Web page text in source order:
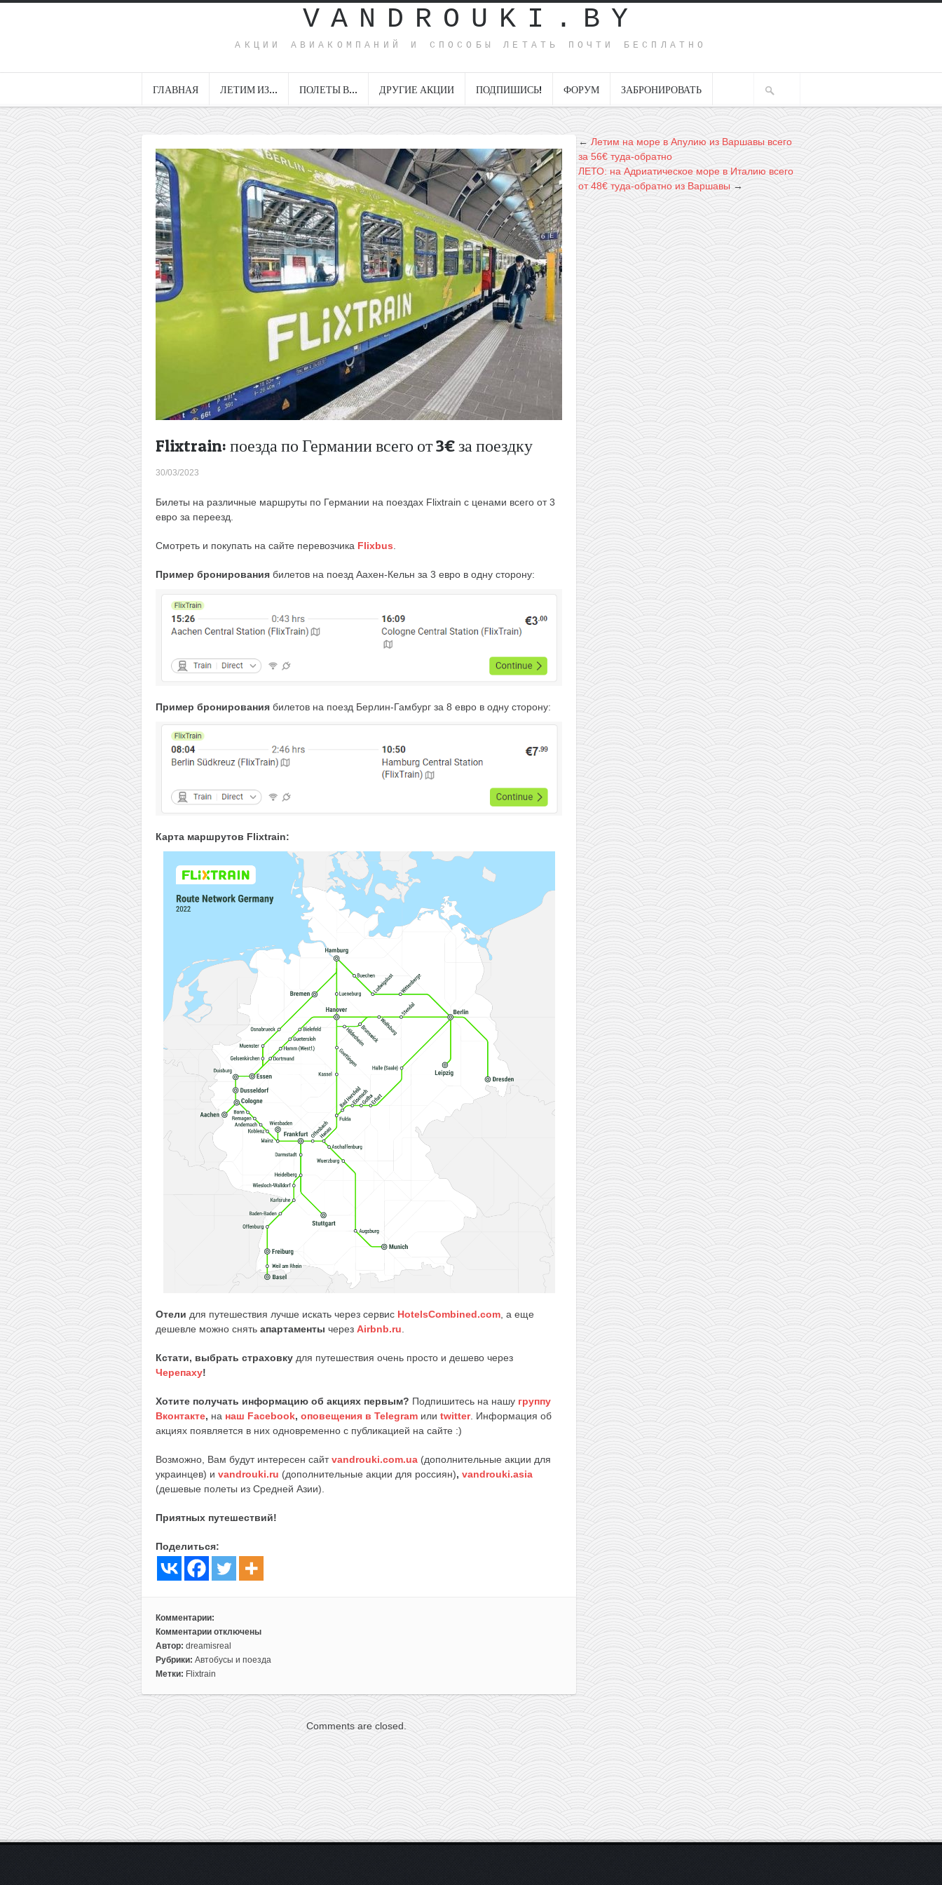
VANDROUKI.BY
АКЦИИ АВИАКОМПАНИЙ И СПОСОБЫ ЛЕТАТЬ ПОЧТИ БЕСПЛАТНО
ГЛАВНАЯ ЛЕТИМ ИЗ… ПОЛЕТЫ В… ДРУГИЕ АКЦИИ ПОДПИШИСЬ! ФОРУМ ЗАБРОНИРОВАТЬ
Flixtrain: поезда по Германии всего от 3€ за поездку
30/03/2023
Билеты на различные маршруты по Германии на поездах Flixtrain с ценами всего от 3
евро за переезд.
Смотреть и покупать на сайте перевозчика Flixbus
Пример бронирования билетов на поезд Аахен-Кельн за 3 евро в одну сторону:
Пример бронирования билетов на поезд Берлин-Гамбург за 8 евро в одну сторону:
Карта маршрутов Flixtrain:
Отели для путешествия лучше искать через сервис HotelsCombined.com , а еще
дешевле можно снять апартаменты через Airbnb.ru
Кстати, выбрать страховку для путешествия очень просто и дешево через
Черепаху!
Хотите получать информацию об акциях первым? Подпишитесь на нашу группу
Вконтакте, на наш Facebook, оповещения в Telegram или twitter. Информация об
акциях появляется в них одновременно с публикацией на сайте :)
Возможно, Вам будут интересен сайтvandrouki.com.ua (дополнительные акции для
украинцев) и vandrouki.ru (дополнительные акции для россиян), vandrouki.asia
(дешевые полеты из Средней Азии).
Приятных путешествий!
Поделиться:
Комментарии:
Комментарии
к
записи
Flixtrain:
Германии
всего
3€
за
поездку
отключены
Автор: dreamisreal
Рубрики: Автобусы и поезда
Метки: Flixtrain
Comments are closed.
←Летим на море в Апулию из Варшавы всего
за 56€ туда-обратно
ЛЕТО: на Адриатическое море в Италию всего
от 48€ туда-обратно из Варшавы →